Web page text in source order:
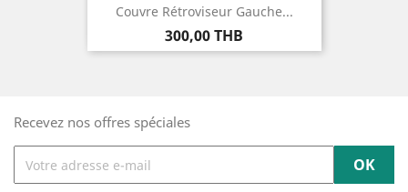
Couvre Rétroviseur Gauche...
Prix
300,00 THB
Recevez nos offres spéciales